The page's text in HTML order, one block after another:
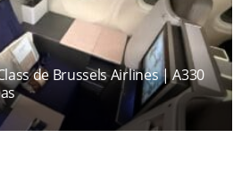
de Brussels Airlines | A330